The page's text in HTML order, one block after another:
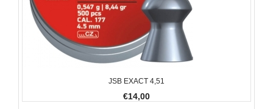
JSB EXACT 4,51
€14,00